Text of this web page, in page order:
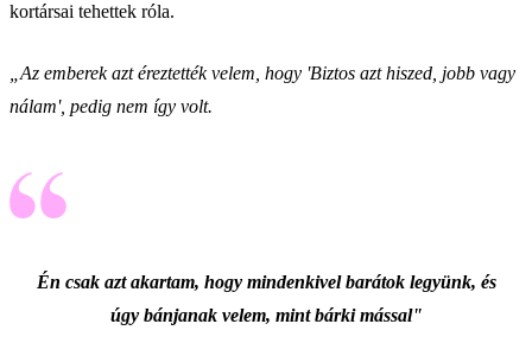
kortársai tehettek róla.
„Az emberek azt éreztették velem, hogy 'Biztos azt hiszed, jobb vagy
nálam', pedig nem így volt.
Én csak azt akartam, hogy mindenkivel barátok legyünk, és
úgy bánjanak velem, mint bárki mással"